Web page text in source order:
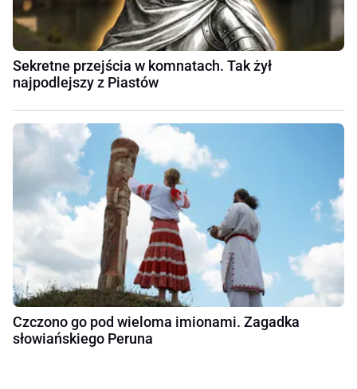
Sekretne przejścia w komnatach. Tak żył
najpodlejszy z Piastów
Czczono go pod wieloma imionami. Zagadka
słowiańskiego Peruna